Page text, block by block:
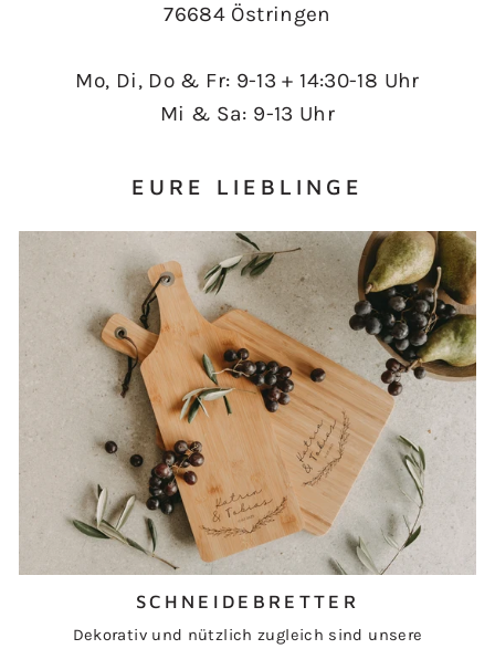
76684 Östringen
Mo, Di, Do & Fr: 9-13 + 14:30-18 Uhr
Mi & Sa: 9-13 Uhr
EURE LIEBLINGE
SCHNEIDEBRETTER
Dekorativ und nützlich zugleich sind unsere